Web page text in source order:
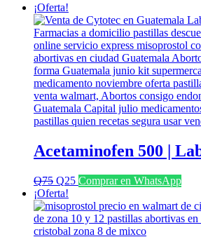
¡Oferta!
Acetaminofen 500 |
Q75 El
precio
original
era:
Q75.
Q25El
actual
es:
Q25.
Comprar en WhatsApp
¡Oferta!